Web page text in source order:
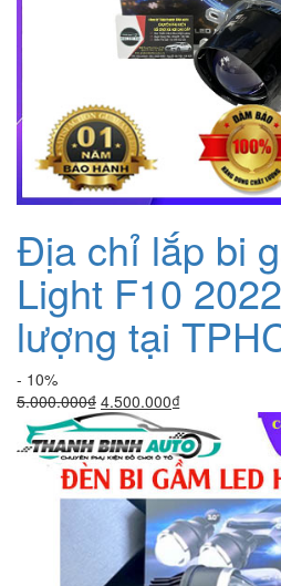
Địa chỉ lắp bi
Light F10
lượng tại
- 10%
5.000.000₫ Giá
gốc
là:
5.000.000₫.
4.500.000₫Giá
hiện
tại
là:
4.500.000₫.